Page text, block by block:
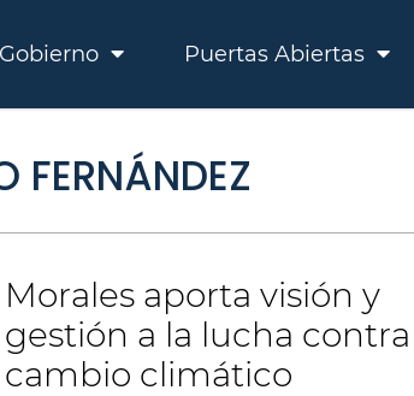
Gobierno Puertas Abiertas
FERNÁNDEZ
Morales aporta visión y
gestión a la lucha
cambio climático